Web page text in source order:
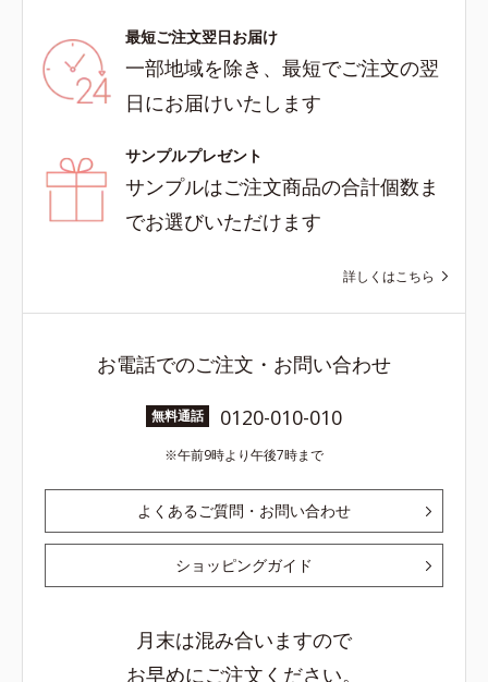
最短ご注文翌日お届け
一部地域を除き、最短でご注文の翌
日にお届けいたします
サンプルプレゼント
サンプルはご注文商品の合計個数ま
でお選びいただけます
詳しくはこちら
お電話でのご注文・お問い合わせ
無料通話 0120-010-010
午前9時より午後7時まで
よくあるご質問・お問い合わせ
ショッピングガイド
月末は混み合いますので
お早めにご注文ください。